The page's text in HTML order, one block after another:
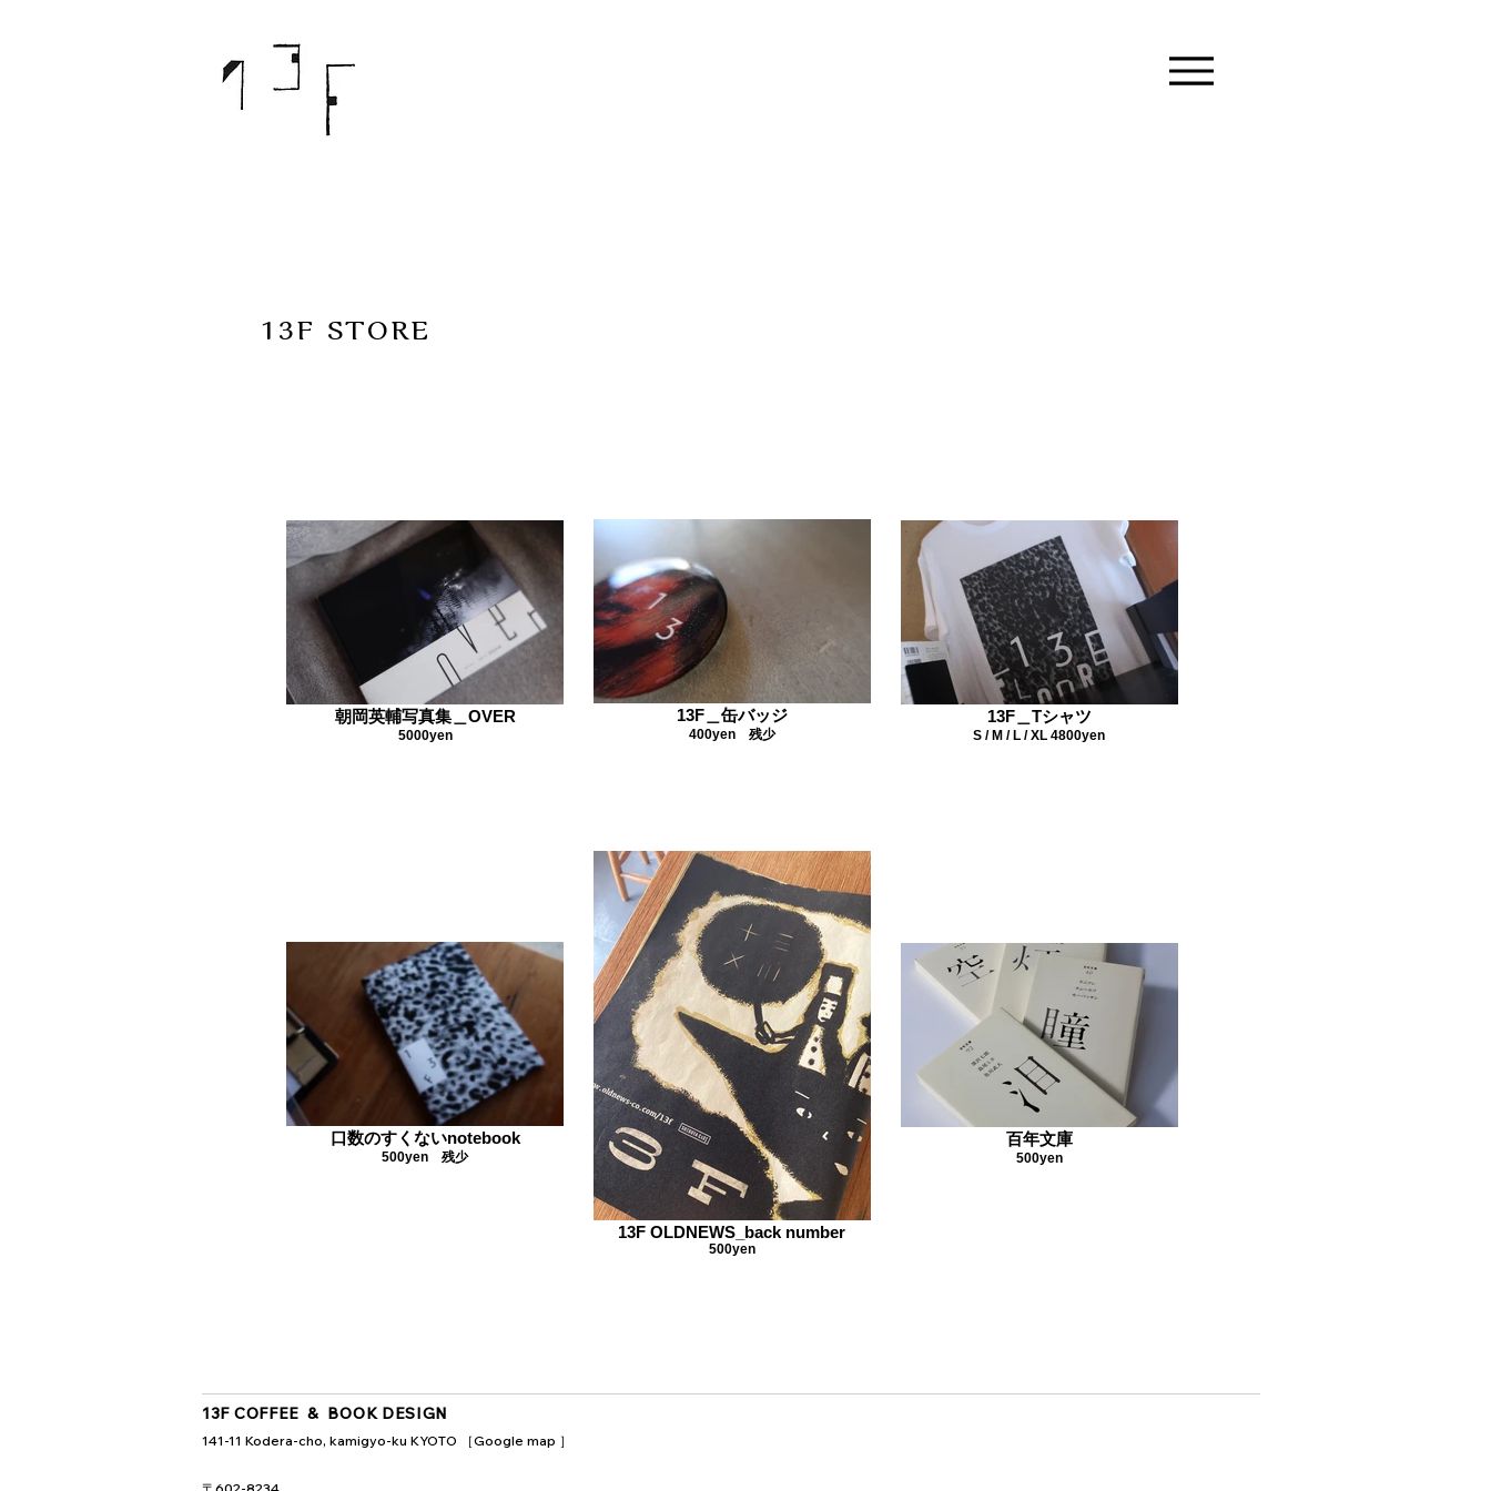
13F STORE
朝岡英輔写真集＿OVER
5000yen
13F＿缶バッジ
400yen 残少
13F＿Tシャツ
S / M / L / XL 4800yen
口数のすくないnotebook
500yen 残少
13F OLDNEWS_back number
500yen
百年文庫
500yen
13F COFFEE & BOOK DESIGN
141-11 Kodera-cho, kamigyo-ku KYOTO ［Google map ］​​